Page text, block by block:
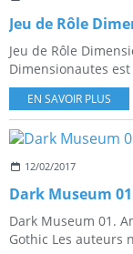
Jeu de Rôle
Jeu de Rôle
Dimensionautes
EN SAVOIR PLUS
12/02/2017
Dark Museum
Dark Museum 01.
Gothic Les auteurs